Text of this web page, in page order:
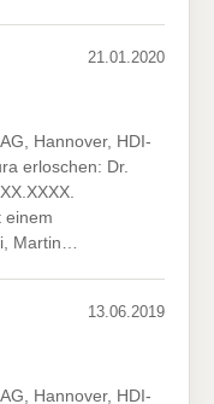
21.01.2020
Hannover, HDI-
erloschen: Dr.
einem
Martin…
13.06.2019
Hannover, HDI-